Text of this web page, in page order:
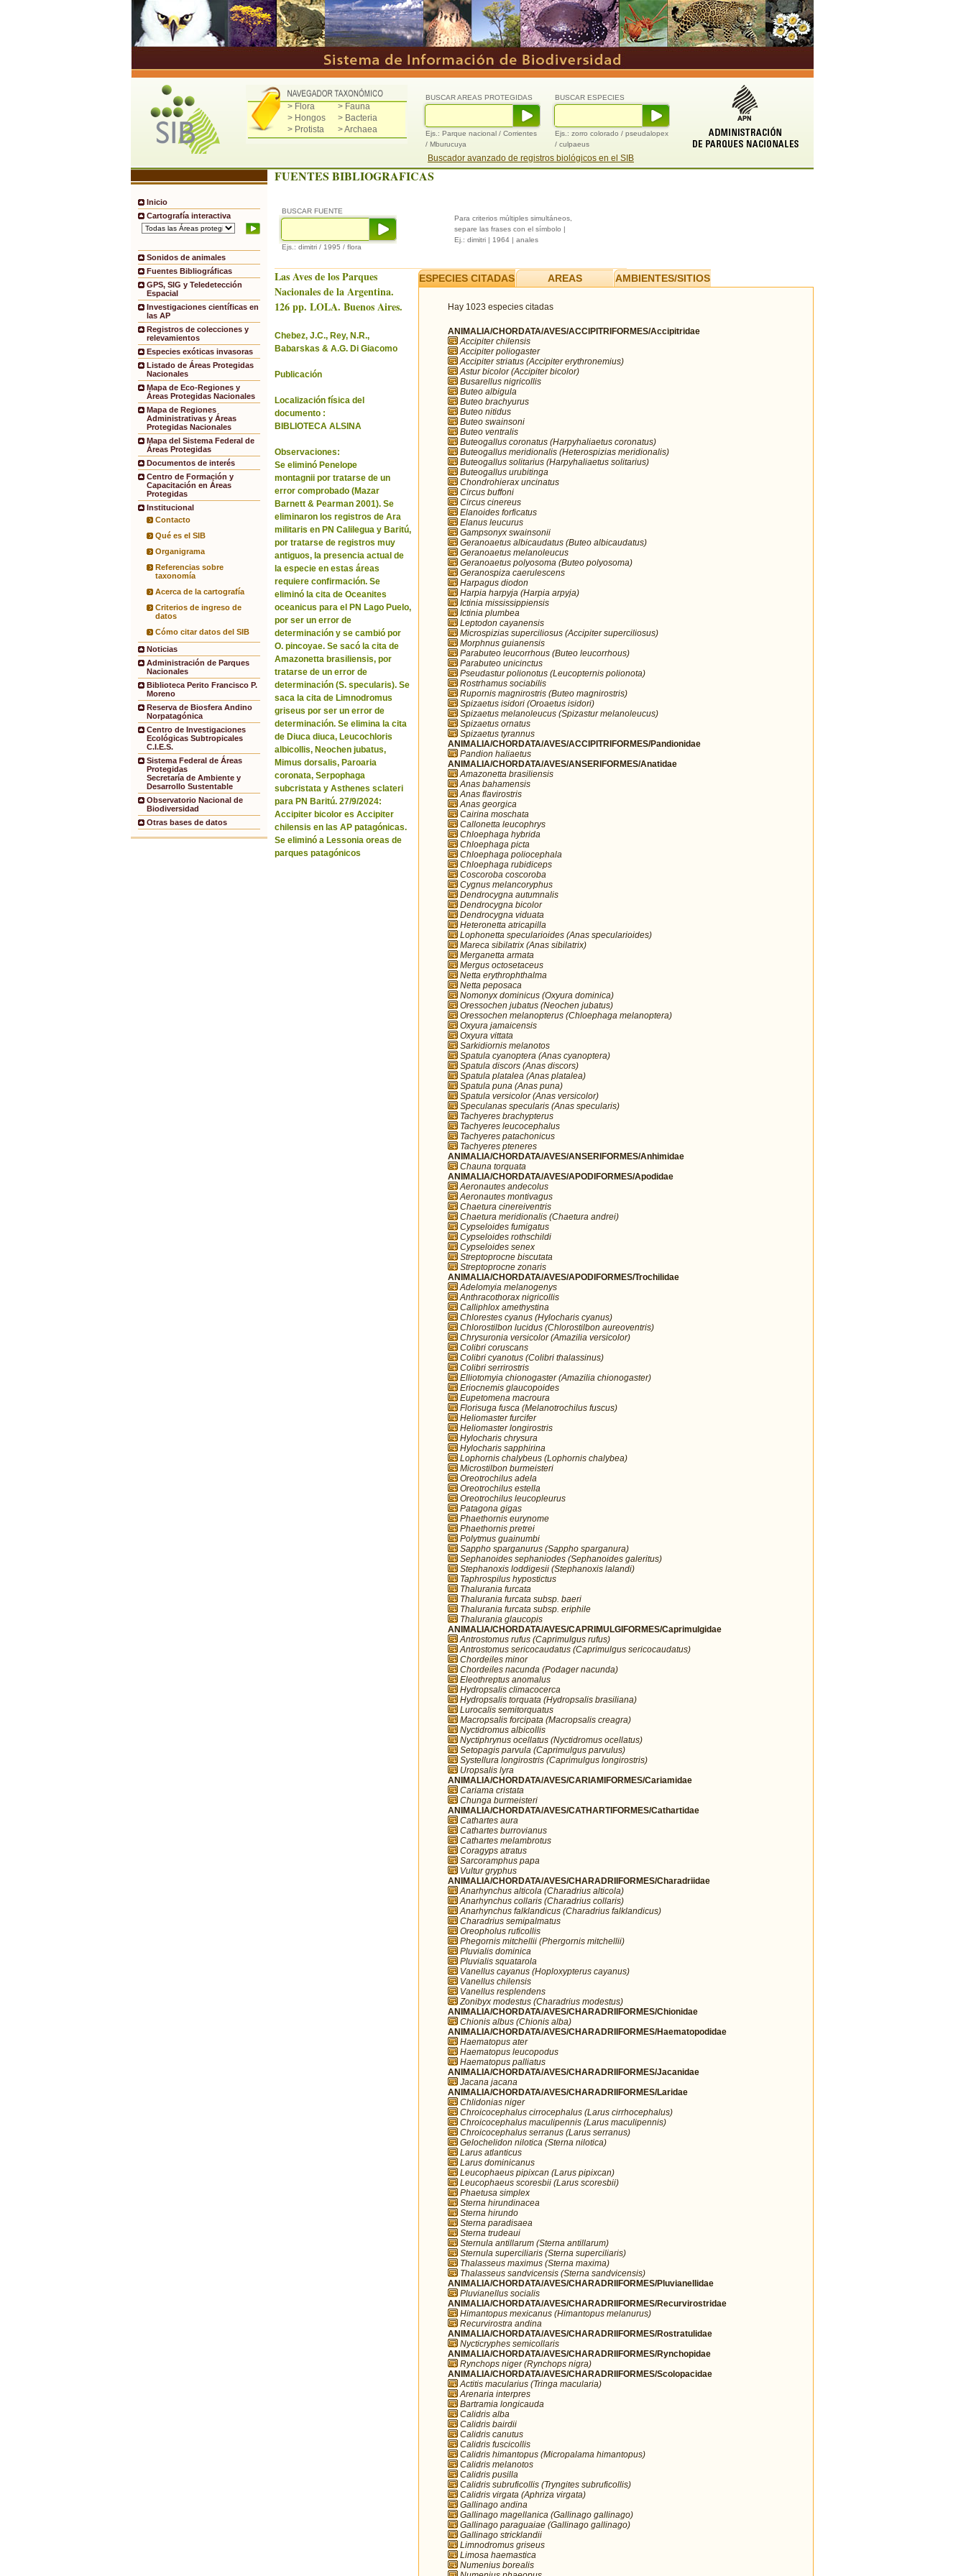
> Flora
> Fauna
> Hongos
> Bacteria
> Protista
> Archaea
BUSCAR ESPECIES
Ejs.: zorro colorado / pseudalopex
/ culpaeus
BUSCAR AREAS PROTEGIDAS
Ejs.: Parque nacional / Corrientes
/ Mburucuya
Buscador avanzado de registros biológicos en el SIB
Inicio
Cartografía interactiva
Sonidos de animales
Fuentes Bibliográficas
GPS, SIG y Teledetección
Espacial
Investigaciones científicas en
las AP
Registros de colecciones y
relevamientos
Especies exóticas invasoras
Listado de Áreas Protegidas
Nacionales
Mapa de Eco-Regiones y
Áreas Protegidas Nacionales
Mapa de Regiones
Administrativas y Áreas
Protegidas Nacionales
Mapa del Sistema Federal de
Áreas Protegidas
Documentos de interés
Centro de Formación y
Capacitación en Áreas
Protegidas
Institucional
Contacto
Qué es el SIB
Organigrama
Referencias sobre
taxonomía
Acerca de la cartografía
Criterios de ingreso de
datos
Cómo citar datos del SIB
Noticias
Administración de Parques
Nacionales
Biblioteca Perito Francisco P.
Moreno
Reserva de Biosfera Andino
Norpatagónica
Centro de Investigaciones
Ecológicas Subtropicales
C.I.E.S.
Sistema Federal de Áreas
Protegidas
Secretaría de Ambiente y
Desarrollo Sustentable
Observatorio Nacional de
Biodiversidad
Otras bases de datos
FUENTES BIBLIOGRAFICAS
BUSCAR FUENTE
Ejs.: dimitri / 1995 / flora
Para criterios múltiples simultáneos,
separe las frases con el símbolo |
Ej.: dimitri | 1964 | anales
Las Aves de los Parques
Nacionales de la Argentina.
126 pp. LOLA. Buenos Aires.
Chebez, J.C., Rey, N.R.,
Babarskas & A.G. Di Giacomo
Publicación
Localización física del
documento :
BIBLIOTECA ALSINA
Observaciones:
Se eliminó Penelope
montagnii por tratarse de un
error comprobado (Mazar
Barnett & Pearman 2001). Se
eliminaron los registros de Ara
militaris en PN Calilegua y Baritú,
por tratarse de registros muy
antiguos, la presencia actual de
la especie en estas áreas
requiere confirmación. Se
eliminó la cita de Oceanites
oceanicus para el PN Lago Puelo,
por ser un error de
determinación y se cambió por
O. pincoyae. Se sacó la cita de
Amazonetta brasiliensis, por
tratarse de un error de
determinación (S. specularis). Se
saca la cita de Limnodromus
griseus por ser un error de
determinación. Se elimina la cita
de Diuca diuca, Leucochloris
albicollis, Neochen jubatus,
Mimus dorsalis, Paroaria
coronata, Serpophaga
subcristata y Asthenes sclateri
para PN Baritú. 27/9/2024:
Accipiter bicolor es Accipiter
chilensis en las AP patagónicas.
Se eliminó a Lessonia oreas de
parques patagónicos
ESPECIES CITADAS AREAS AMBIENTES/SITIOS
Hay 1023 especies citadas
ANIMALIA/CHORDATA/AVES/ACCIPITRIFORMES/Accipitridae
Accipiter chilensis
Accipiter poliogaster
Accipiter striatus (Accipiter erythronemius)
Astur bicolor (Accipiter bicolor)
Busarellus nigricollis
Buteo albigula
Buteo brachyurus
Buteo nitidus
Buteo swainsoni
Buteo ventralis
Buteogallus coronatus (Harpyhaliaetus coronatus)
Buteogallus meridionalis (Heterospizias meridionalis)
Buteogallus solitarius (Harpyhaliaetus solitarius)
Buteogallus urubitinga
Chondrohierax uncinatus
Circus buffoni
Circus cinereus
Elanoides forficatus
Elanus leucurus
Gampsonyx swainsonii
Geranoaetus albicaudatus (Buteo albicaudatus)
Geranoaetus melanoleucus
Geranoaetus polyosoma (Buteo polyosoma)
Geranospiza caerulescens
Harpagus diodon
Harpia harpyja (Harpia arpyja)
Ictinia mississippiensis
Ictinia plumbea
Leptodon cayanensis
Microspizias superciliosus (Accipiter superciliosus)
Morphnus guianensis
Parabuteo leucorrhous (Buteo leucorrhous)
Parabuteo unicinctus
Pseudastur polionotus (Leucopternis polionota)
Rostrhamus sociabilis
Rupornis magnirostris (Buteo magnirostris)
Spizaetus isidori (Oroaetus isidori)
Spizaetus melanoleucus (Spizastur melanoleucus)
Spizaetus ornatus
Spizaetus tyrannus
ANIMALIA/CHORDATA/AVES/ACCIPITRIFORMES/Pandionidae
Pandion haliaetus
ANIMALIA/CHORDATA/AVES/ANSERIFORMES/Anatidae
Amazonetta brasiliensis
Anas bahamensis
Anas flavirostris
Anas georgica
Cairina moschata
Callonetta leucophrys
Chloephaga hybrida
Chloephaga picta
Chloephaga poliocephala
Chloephaga rubidiceps
Coscoroba coscoroba
Cygnus melancoryphus
Dendrocygna autumnalis
Dendrocygna bicolor
Dendrocygna viduata
Heteronetta atricapilla
Lophonetta specularioides (Anas specularioides)
Mareca sibilatrix (Anas sibilatrix)
Merganetta armata
Mergus octosetaceus
Netta erythrophthalma
Netta peposaca
Nomonyx dominicus (Oxyura dominica)
Oressochen jubatus (Neochen jubatus)
Oressochen melanopterus (Chloephaga melanoptera)
Oxyura jamaicensis
Oxyura vittata
Sarkidiornis melanotos
Spatula cyanoptera (Anas cyanoptera)
Spatula discors (Anas discors)
Spatula platalea (Anas platalea)
Spatula puna (Anas puna)
Spatula versicolor (Anas versicolor)
Speculanas specularis (Anas specularis)
Tachyeres brachypterus
Tachyeres leucocephalus
Tachyeres patachonicus
Tachyeres pteneres
ANIMALIA/CHORDATA/AVES/ANSERIFORMES/Anhimidae
Chauna torquata
ANIMALIA/CHORDATA/AVES/APODIFORMES/Apodidae
Aeronautes andecolus
Aeronautes montivagus
Chaetura cinereiventris
Chaetura meridionalis (Chaetura andrei)
Cypseloides fumigatus
Cypseloides rothschildi
Cypseloides senex
Streptoprocne biscutata
Streptoprocne zonaris
ANIMALIA/CHORDATA/AVES/APODIFORMES/Trochilidae
Adelomyia melanogenys
Anthracothorax nigricollis
Calliphlox amethystina
Chlorestes cyanus (Hylocharis cyanus)
Chlorostilbon lucidus (Chlorostilbon aureoventris)
Chrysuronia versicolor (Amazilia versicolor)
Colibri coruscans
Colibri cyanotus (Colibri thalassinus)
Colibri serrirostris
Elliotomyia chionogaster (Amazilia chionogaster)
Eriocnemis glaucopoides
Eupetomena macroura
Florisuga fusca (Melanotrochilus fuscus)
Heliomaster furcifer
Heliomaster longirostris
Hylocharis chrysura
Hylocharis sapphirina
Lophornis chalybeus (Lophornis chalybea)
Microstilbon burmeisteri
Oreotrochilus adela
Oreotrochilus estella
Oreotrochilus leucopleurus
Patagona gigas
Phaethornis eurynome
Phaethornis pretrei
Polytmus guainumbi
Sappho sparganurus (Sappho sparganura)
Sephanoides sephaniodes (Sephanoides galeritus)
Stephanoxis loddigesii (Stephanoxis lalandi)
Taphrospilus hypostictus
Thalurania furcata
Thalurania furcata subsp. baeri
Thalurania furcata subsp. eriphile
Thalurania glaucopis
ANIMALIA/CHORDATA/AVES/CAPRIMULGIFORMES/Caprimulgidae
Antrostomus rufus (Caprimulgus rufus)
Antrostomus sericocaudatus (Caprimulgus sericocaudatus)
Chordeiles minor
Chordeiles nacunda (Podager nacunda)
Eleothreptus anomalus
Hydropsalis climacocerca
Hydropsalis torquata (Hydropsalis brasiliana)
Lurocalis semitorquatus
Macropsalis forcipata (Macropsalis creagra)
Nyctidromus albicollis
Nyctiphrynus ocellatus (Nyctidromus ocellatus)
Setopagis parvula (Caprimulgus parvulus)
Systellura longirostris (Caprimulgus longirostris)
Uropsalis lyra
ANIMALIA/CHORDATA/AVES/CARIAMIFORMES/Cariamidae
Cariama cristata
Chunga burmeisteri
ANIMALIA/CHORDATA/AVES/CATHARTIFORMES/Cathartidae
Cathartes aura
Cathartes burrovianus
Cathartes melambrotus
Coragyps atratus
Sarcoramphus papa
Vultur gryphus
ANIMALIA/CHORDATA/AVES/CHARADRIIFORMES/Charadriidae
Anarhynchus alticola (Charadrius alticola)
Anarhynchus collaris (Charadrius collaris)
Anarhynchus falklandicus (Charadrius falklandicus)
Charadrius semipalmatus
Oreopholus ruficollis
Phegornis mitchellii (Phergornis mitchellii)
Pluvialis dominica
Pluvialis squatarola
Vanellus cayanus (Hoploxypterus cayanus)
Vanellus chilensis
Vanellus resplendens
Zonibyx modestus (Charadrius modestus)
ANIMALIA/CHORDATA/AVES/CHARADRIIFORMES/Chionidae
Chionis albus (Chionis alba)
ANIMALIA/CHORDATA/AVES/CHARADRIIFORMES/Haematopodidae
Haematopus ater
Haematopus leucopodus
Haematopus palliatus
ANIMALIA/CHORDATA/AVES/CHARADRIIFORMES/Jacanidae
Jacana jacana
ANIMALIA/CHORDATA/AVES/CHARADRIIFORMES/Laridae
Chlidonias niger
Chroicocephalus cirrocephalus (Larus cirrhocephalus)
Chroicocephalus maculipennis (Larus maculipennis)
Chroicocephalus serranus (Larus serranus)
Gelochelidon nilotica (Sterna nilotica)
Larus atlanticus
Larus dominicanus
Leucophaeus pipixcan (Larus pipixcan)
Leucophaeus scoresbii (Larus scoresbii)
Phaetusa simplex
Sterna hirundinacea
Sterna hirundo
Sterna paradisaea
Sterna trudeaui
Sternula antillarum (Sterna antillarum)
Sternula superciliaris (Sterna superciliaris)
Thalasseus maximus (Sterna maxima)
Thalasseus sandvicensis (Sterna sandvicensis)
ANIMALIA/CHORDATA/AVES/CHARADRIIFORMES/Pluvianellidae
Pluvianellus socialis
ANIMALIA/CHORDATA/AVES/CHARADRIIFORMES/Recurvirostridae
Himantopus mexicanus (Himantopus melanurus)
Recurvirostra andina
ANIMALIA/CHORDATA/AVES/CHARADRIIFORMES/Rostratulidae
Nycticryphes semicollaris
ANIMALIA/CHORDATA/AVES/CHARADRIIFORMES/Rynchopidae
Rynchops niger (Rynchops nigra)
ANIMALIA/CHORDATA/AVES/CHARADRIIFORMES/Scolopacidae
Actitis macularius (Tringa macularia)
Arenaria interpres
Bartramia longicauda
Calidris alba
Calidris bairdii
Calidris canutus
Calidris fuscicollis
Calidris himantopus (Micropalama himantopus)
Calidris melanotos
Calidris pusilla
Calidris subruficollis (Tryngites subruficollis)
Calidris virgata (Aphriza virgata)
Gallinago andina
Gallinago magellanica (Gallinago gallinago)
Gallinago paraguaiae (Gallinago gallinago)
Gallinago stricklandii
Limnodromus griseus
Limosa haemastica
Numenius borealis